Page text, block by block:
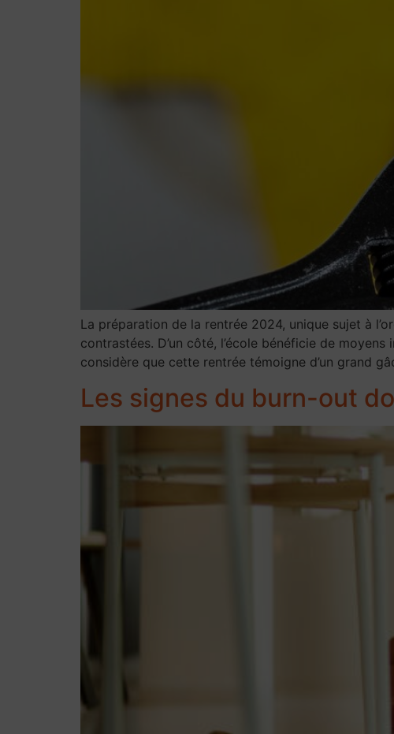
La préparation de la rentrée 2024, unique sujet à
contrastées. D’un côté, l’école bénéficie de
considère que cette rentrée témoigne d’un grand
Les signes du burn-out